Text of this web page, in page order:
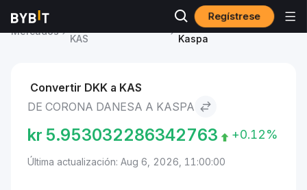
Regístrese
Mercados
KAS
Corona danesa to
Kaspa
Convertir DKK a KAS
DE CORONA DANESA A KASPA
kr 5.953032286342763 +0.12%
Última actualización: Aug 6, 2026, 11:00:00